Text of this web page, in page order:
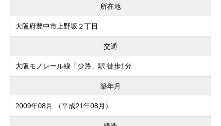
所在地
大阪府豊中市上野坂２丁目
交通
大阪モノレール線「少路」駅 徒歩1分
築年月
2009年08月 （平成21年08月）